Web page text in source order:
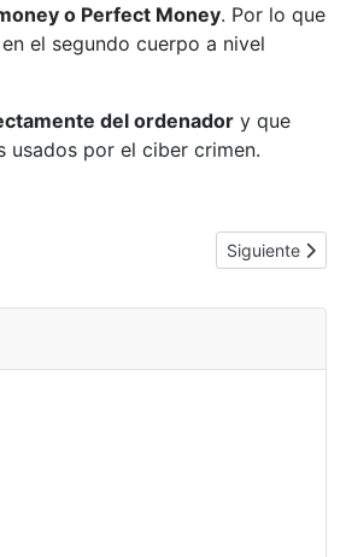
o Perfect Money. Por lo que
el segundo cuerpo a nivel
del ordenador y que
por el ciber crimen.
Artículo
Siguiente